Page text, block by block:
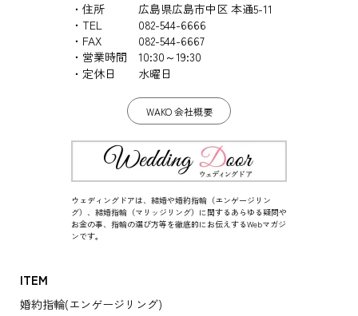
住所
広島県広島市中区 本通5-11
TEL
082-544-6666
FAX
082-544-6667
営業時間
10:30～19:30
定休日
水曜日
WAKO 会社概要
ウェディングドアは、結婚や婚約指輪（エンゲージリン
グ）、結婚指輪（マリッジリング）に関するあらゆる疑問や
お金の事、指輪の選び方等を徹底的にお伝えするWebマガジ
ンです。
ITEM
婚約指輪(エンゲージリング)